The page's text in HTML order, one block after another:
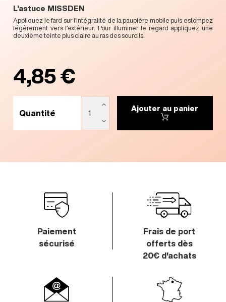
L'astuce MISSDEN
Appliquez le fard sur l'intégralité de la paupière mobile puis estompez
légèrement vers l’extérieur. Pour illuminer le regard appliquez une
deuxième teinte plus claire au ras des sourcils.
4,85 €
Quantité
Paiement
sécurisé
Frais de port
offerts dès
20€ d'achats